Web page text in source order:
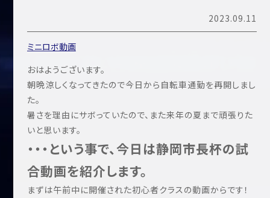
2023.09.11
ミニロボ動画
おはようございます。
朝晩涼しくなってきたので今日から自転車通勤を再開しまし
た。
暑さを理由にサボっていたので、また来年の夏まで頑張りた
いと思います。
・・・という事で、今日は静岡市長杯の試
合動画を紹介します。
まずは午前中に開催された初心者クラスの動画からです！